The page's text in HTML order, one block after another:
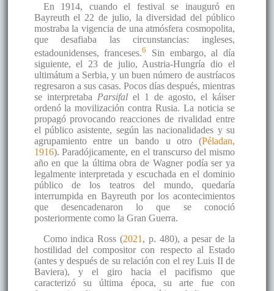
En 1914, cuando el festival se inauguró en
Bayreuth el 22 de julio, la diversidad del público
mostraba la vigencia de una atmósfera cosmopolita,
que desafiaba las circunstancias: ingleses,
estadounidenses, franceses.6
Sin embargo, al día
siguiente, el 23 de julio, Austria-Hungría dio el
ultimátum a Serbia, y un buen número de austríacos
regresaron a sus casas. Pocos días después, mientras
se interpretaba Parsifalel 1 de agosto, el káiser
ordenó la movilización contra Rusia. La noticia se
propagó provocando reacciones de rivalidad entre
el público asistente, según las nacionalidades y su
agrupamiento entre un bando u otro (Péladan,
1916). Paradójicamente, en el transcurso del mismo
año en que la última obra de Wagner podía ser ya
legalmente interpretada y escuchada en el dominio
público de los teatros del mundo, quedaría
interrumpida en Bayreuth por los acontecimientos
que desencadenaron lo que se conoció
posteriormente como la Gran Guerra.
Como indica Ross (2021 , p. 480), a pesar de la
hostilidad del compositor con respecto al Estado
(antes y después de su relación con el rey Luis II de
Baviera), y el giro hacia el pacifismo que
caracterizó su última época, su arte fue con